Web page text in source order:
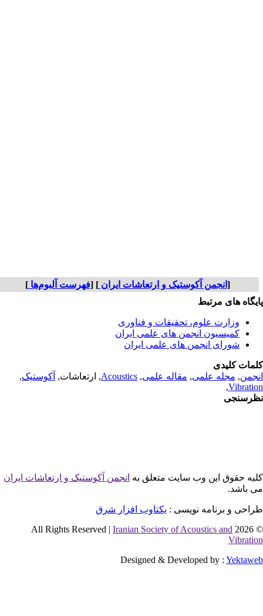
انجمن آکوستیک و ارتعاشات ایران] [فهرست آلبوم‌ها]
های مرتبط
وزارت علوم، تحقیقات و فناوری
کمیسیون انجمن های علمی ایران
شورای انجمن های علمی ایران
کلیدی
,مجله علمی, مقاله علمی,
Acoustics, ارتعاشات,آکوستیک,
,
حقوق این وب سایت متعلق بهانجمن آکوستیک و ارتعاشات ایران
باشد.
و برنامه نویسی : یکتاوب افزار شرق
©
Iranian Society of Acoustics and
Designed & Developed by :